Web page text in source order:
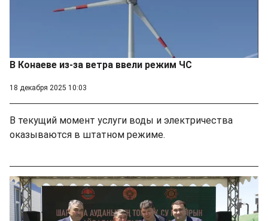
В Конаеве из-за ветра ввели режим ЧС
18 декабря 2025 10:03
В текущий момент услуги воды и электричества
оказываются в штатном режиме.